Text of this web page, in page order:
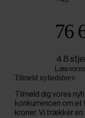
76
4.8
Læs
Tilmeld nyhedsbrev
Tilmeld dig vores
konkurrencen om
kroner. Vi trækker en